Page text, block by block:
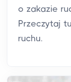
o zakazie
Przeczytaj
ruchu.